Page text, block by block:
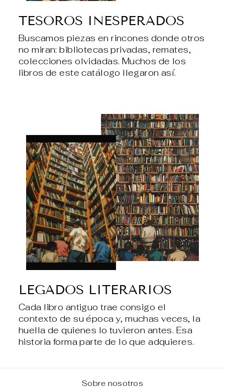
TESOROS INESPERADOS
Buscamos piezas en rincones donde otros
no miran: bibliotecas privadas, remates,
colecciones olvidadas. Muchos de los
libros de este catálogo llegaron así.
LEGADOS LITERARIOS
Cada libro antiguo trae consigo el
contexto de su época y, muchas veces, la
huella de quienes lo tuvieron antes. Esa
historia forma parte de lo que adquieres.
Sobre nosotros